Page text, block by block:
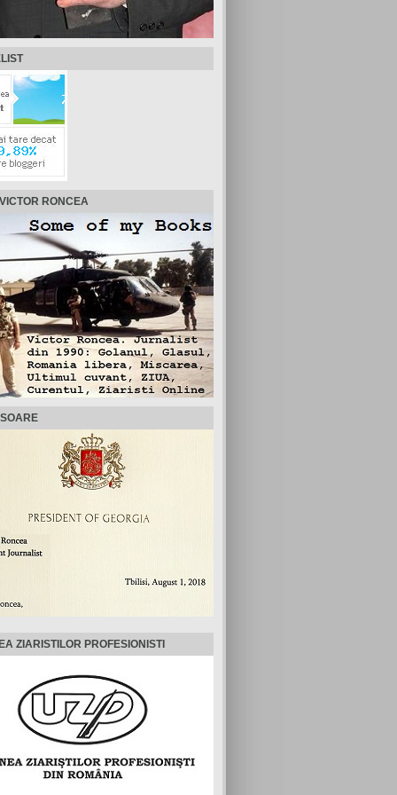
RONCEA
ZIARISTILOR PROFESIONISTI